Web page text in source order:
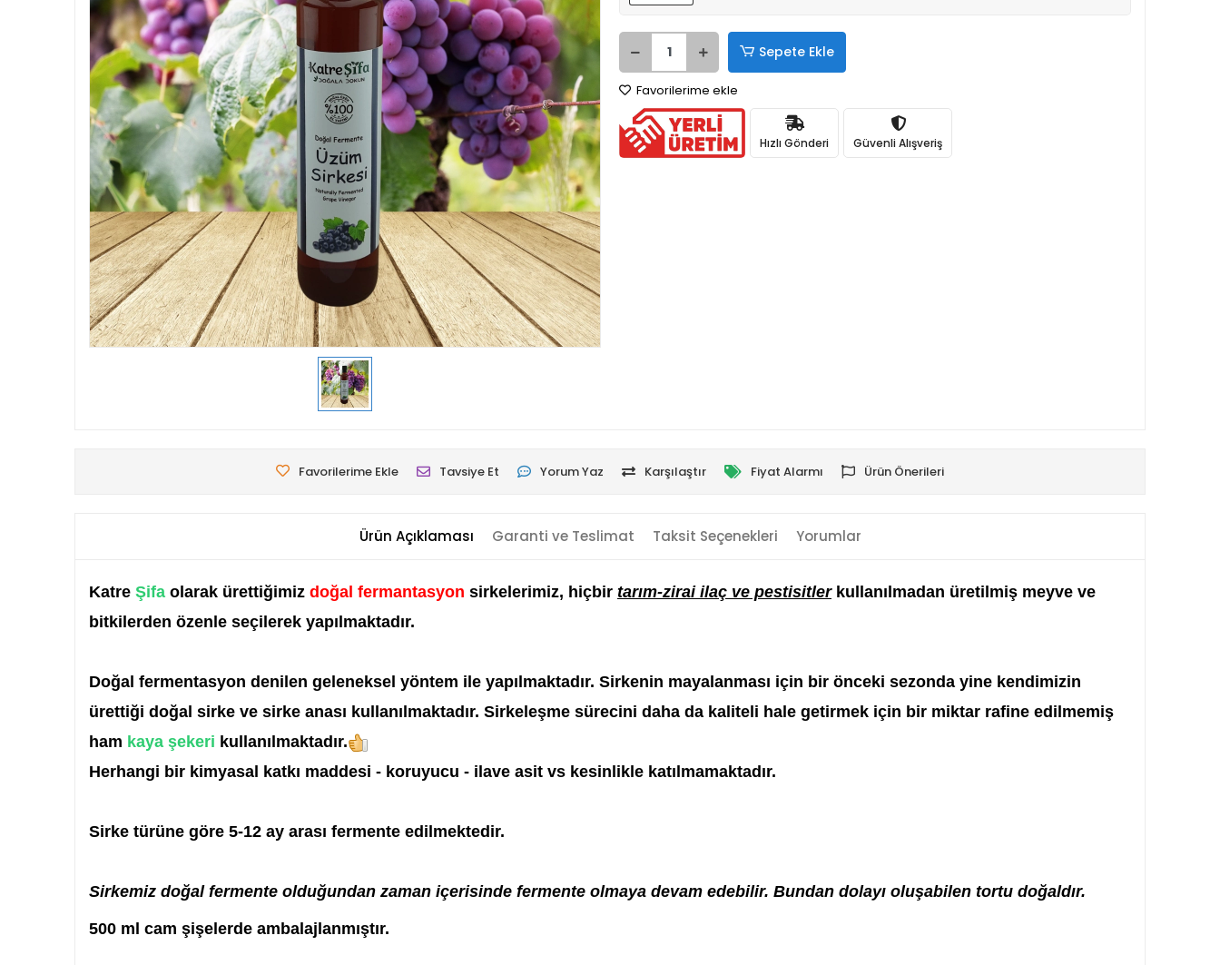
Sepete Ekle
Favorilerime ekle
Hızlı Gönderi Güvenli Alışveriş
Favorilerime Ekle Tavsiye Et Yorum Yaz Karşılaştır Fiyat Alarmı Ürün Önerileri
Ürün Açıklaması Garanti ve Teslimat Taksit Seçenekleri Yorumlar
Katre Şifa olarak ürettiğimiz doğal fermantasyon sirkelerimiz, hiçbir tarım-zirai ilaç ve pestisitlerkullanılmadan üretilmiş meyve ve
bitkilerden özenle seçilerek yapılmaktadır.
Doğal fermentasyon denilen geleneksel yöntem ile yapılmaktadır. Sirkenin mayalanması için bir önceki sezonda yine kendimizin
ürettiği doğal sirke ve sirke anası kullanılmaktadır. Sirkeleşme sürecini daha da kaliteli hale getirmek için bir miktar rafine edilmemiş
ham kaya şekeri kullanılmaktadır.
Herhangi bir kimyasal katkı maddesi - koruyucu - ilave asit vs kesinlikle katılmamaktadır.
Sirke türüne göre 5-12 ay arası fermente edilmektedir.
Sirkemiz doğal fermente olduğundan zaman içerisinde fermente olmaya devam edebilir. Bundan dolayı oluşabilen tortu doğaldır.
500 ml cam şişelerde ambalajlanmıştır.